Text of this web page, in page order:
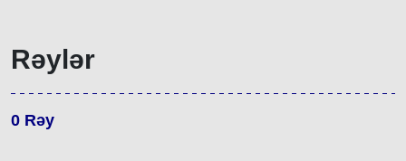
Rəylər
0 Rəy